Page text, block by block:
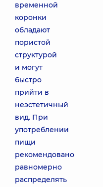
временной
коронки
обладают
пористой
структурой
и могут
быстро
прийти в
неэстетичный
вид. При
употреблении
пищи
рекомендовано
равномерно
распределять